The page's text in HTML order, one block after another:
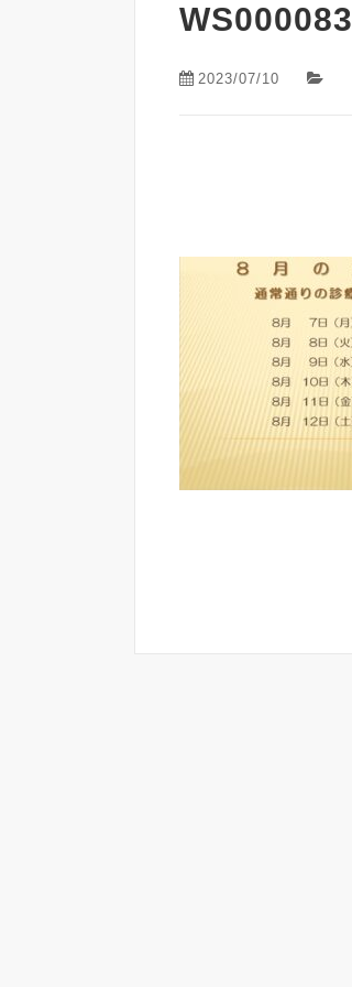
WS000083
2023/07/10